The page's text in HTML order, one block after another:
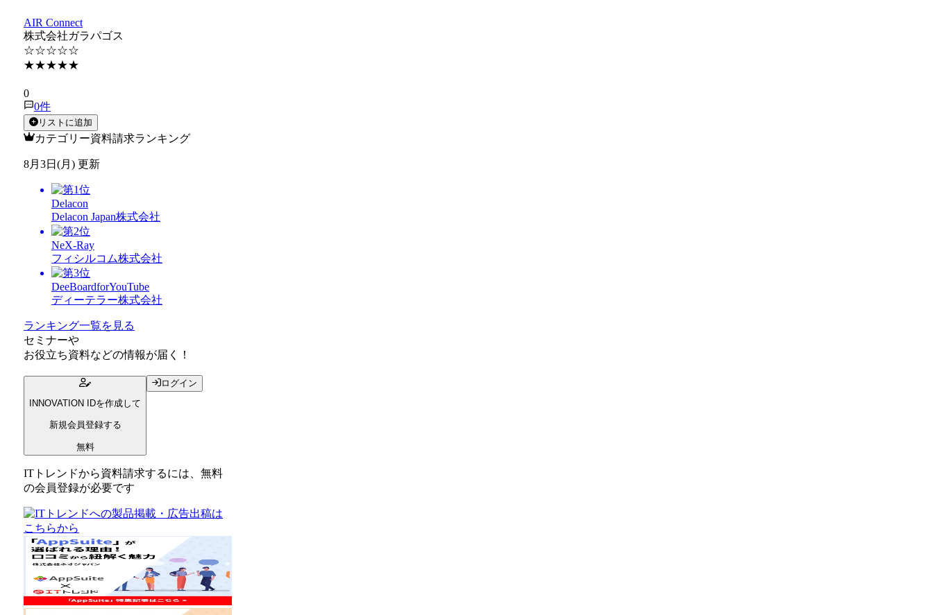
AIR Connect
株式会社ガラパゴス
☆☆☆☆☆
★★★★★
0
0件
リストに追加
カテゴリー資料請求ランキング
8月3日(月) 更新
Delacon
Delacon Japan株式会社
NeX-Ray
フィシルコム株式会社
DeeBoardforYouTube
ディーテラー株式会社
ランキング一覧を見る
セミナーや
お役立ち資料などの情報が届く！
INNOVATION IDを作成して
新規会員登録する
無料
ログイン
ITトレンドから資料請求するには、無料
の会員登録が必要です